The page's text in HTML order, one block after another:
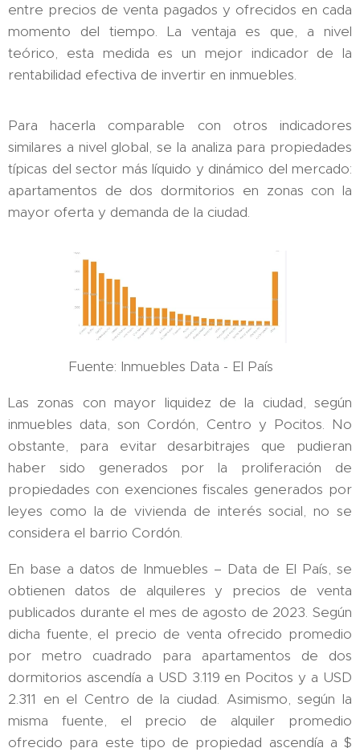
entre precios de venta pagados y ofrecidos en cada
momento del tiempo. La ventaja es que, a nivel
teórico, esta medida es un mejor indicador de la
rentabilidad efectiva de invertir en inmuebles.
Para hacerla comparable con otros indicadores
similares a nivel global, se la analiza para propiedades
típicas del sector más líquido y dinámico del mercado:
apartamentos de dos dormitorios en zonas con la
mayor oferta y demanda de la ciudad.
Fuente: Inmuebles Data - El País
Las zonas con mayor liquidez de la ciudad, según
inmuebles data, son Cordón, Centro y Pocitos. No
obstante, para evitar desarbitrajes que pudieran
haber sido generados por la proliferación de
propiedades con exenciones fiscales generados por
leyes como la de vivienda de interés social, no se
considera el barrio Cordón.
En base a datos de Inmuebles – Data de El País, se
obtienen datos de alquileres y precios de venta
publicados durante el mes de agosto de 2023. Según
dicha fuente, el precio de venta ofrecido promedio
por metro cuadrado para apartamentos de dos
dormitorios ascendía a USD 3.119 en Pocitos y a USD
2.311 en el Centro de la ciudad. Asimismo, según la
misma fuente, el precio de alquiler promedio
ofrecido para este tipo de propiedad ascendía a $